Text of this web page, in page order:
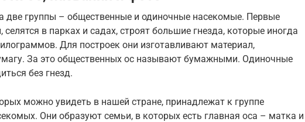
две группы – общественные и одиночные насекомые. Первые
в парках и садах, строят большие гнезда, которые иногда
Для построек они изготавливают материал,
За это общественных ос называют бумажными. Одиночные
без гнезд.
можно увидеть в нашей стране, принадлежат к группе
Они образуют семьи, в которых есть главная оса – матка и